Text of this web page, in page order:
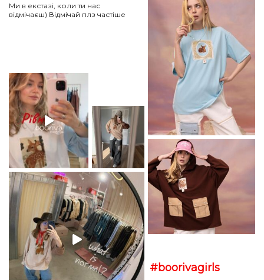
Ми в екстазі, коли ти нас
відмічаєш) Відмічай плз частіше
#boorivagirls